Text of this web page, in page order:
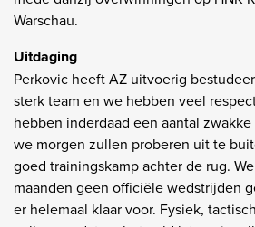
Warschau.
Uitdaging
Perkovic heeft AZ uitvoerig
sterk team en we hebben veel
hebben inderdaad een aantal
we morgen zullen proberen uit te
goed trainingskamp achter de rug.
maanden geen officiële wedstrijden
er helemaal klaar voor. Fysiek,